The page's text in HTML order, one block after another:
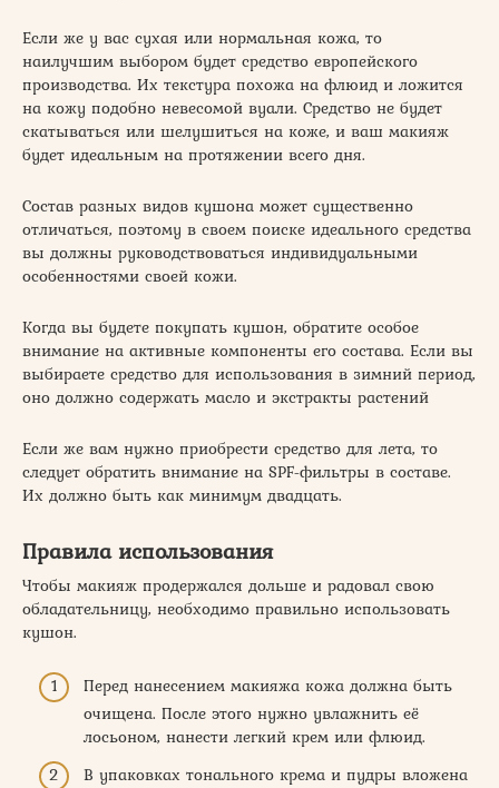
Если же у вас сухая или нормальная кожа, то
наилучшим выбором будет средство европейского
производства. Их текстура похожа на флюид и ложится
на кожу подобно невесомой вуали. Средство не будет
скатываться или шелушиться на коже, и ваш макияж
будет идеальным на протяжении всего дня.
Состав разных видов кушона может существенно
отличаться, поэтому в своем поиске идеального средства
вы должны руководствоваться индивидуальными
особенностями своей кожи.
Когда вы будете покупать кушон, обратите особое
внимание на активные компоненты его состава. Если вы
выбираете средство для использования в зимний период,
оно должно содержать масло и экстракты растений
Если же вам нужно приобрести средство для лета, то
следует обратить внимание на SPF-фильтры в составе.
Их должно быть как минимум двадцать.
Правила использования
Чтобы макияж продержался дольше и радовал свою
обладательницу, необходимо правильно использовать
кушон.
Перед нанесением макияжа кожа должна быть
очищена. После этого нужно увлажнить её
лосьоном, нанести легкий крем или флюид.
В упаковках тонального крема и пудры вложена